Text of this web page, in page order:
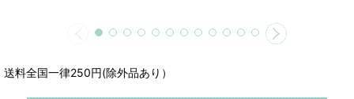
送料全国一律250円(除外品あり）